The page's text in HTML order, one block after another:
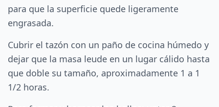
para que la superficie quede ligeramente
engrasada.
Cubrir el tazón con un paño de cocina húmedo y
dejar que la masa leude en un lugar cálido hasta
que doble su tamaño, aproximadamente 1 a 1
1/2 horas.